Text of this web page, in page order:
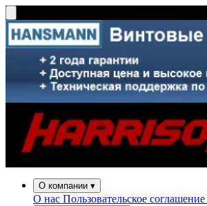
О компании ▾
О нас Пользовательское соглашение